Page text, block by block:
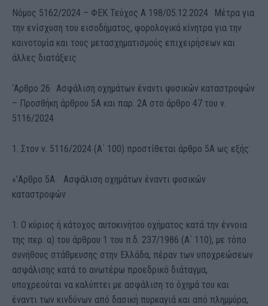
Νόμος 5162/2024 – ΦΕΚ Τεύχος Α 198/05.12.2024 Μέτρα για
την ενίσχυση του εισοδήματος, φορολογικά κίνητρα για την
καινοτομία και τους μετασχηματισμούς επιχειρήσεων και
άλλες διατάξεις
‘Αρθρο 26 Ασφάλιση οχημάτων έναντι φυσικών καταστροφών
– Προσθήκη άρθρου 5Α και παρ. 2Α στο άρθρο 47 του ν.
5116/2024
1. Στον ν. 5116/2024 (Α΄ 100) προστίθεται άρθρο 5Α ως εξής:
«’Αρθρο 5Α Ασφάλιση οχημάτων έναντι φυσικών
καταστροφών
1. Ο κύριος ή κάτοχος αυτοκινήτου οχήματος κατά την έννοια
της περ. α) του άρθρου 1 του π.δ. 237/1986 (Α΄ 110), με τόπο
συνήθους στάθμευσης στην Ελλάδα, πέραν των υποχρεώσεων
ασφάλισης κατά το ανωτέρω προεδρικό διάταγμα,
υποχρεούται να καλύπτει με ασφάλιση το όχημά του και
έναντι των κινδύνων από δασική πυρκαγιά και από πλημμύρα,